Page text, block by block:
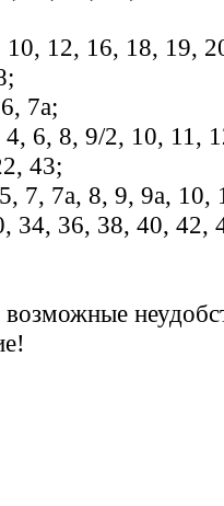
10, 12, 16, 18, 19,
7а;
4, 6, 8, 9/2, 10, 11,
43;
7, 7а, 8, 9, 9а, 10,
34, 36, 38, 40, 42,